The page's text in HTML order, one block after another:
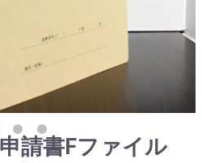
請書Fファイル